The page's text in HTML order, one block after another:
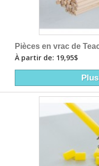
Pièces en vrac de
À partir de: 19,95$